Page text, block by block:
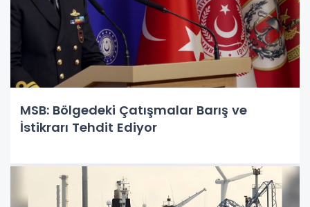
MSB: Bölgedeki Çatışmalar Barış ve
İstikrarı Tehdit Ediyor